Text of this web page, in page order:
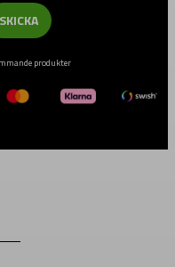
SKICKA
produkter